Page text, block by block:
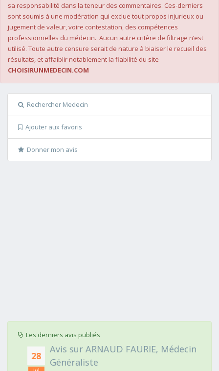
sa responsabilité dans la teneur des commentaires. Ces-derniers
sont soumis à une modération qui exclue tout propos injurieux ou
jugement de valeur, voire contestation, des compétences
professionnelles du médecin. Aucun autre critère de filtrage n’est
utilisé. Toute autre censure serait de nature à biaiser le recueil des
résultats, et affaiblir notablement la fiabilité du site
CHOISIRUNMEDECIN.COM
Rechercher Medecin
Ajouter aux favoris
Donner mon avis
Les derniers avis publiés
28
Avis sur ARNAUD FAURIE, Médecin
Généraliste